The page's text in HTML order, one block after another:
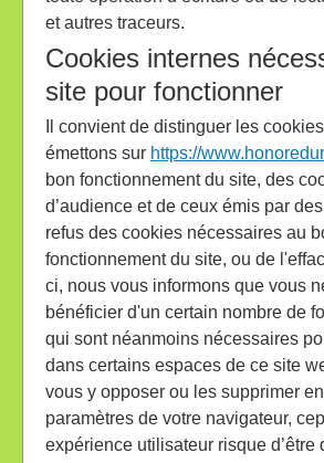
et autres traceurs.
Cookies internes
site pour fonctionner
Il convient de distinguer les
émettons sur https://
bon fonctionnement du site, des
d’audience et de ceux émis par
refus des cookies nécessaires au
fonctionnement du site, ou de
ci, nous vous informons que vous
bénéficier d'un certain nombre de
qui sont néanmoins nécessaires
dans certains espaces de ce site
vous y opposer ou les supprimer
paramètres de votre navigateur,
expérience utilisateur risque d’être